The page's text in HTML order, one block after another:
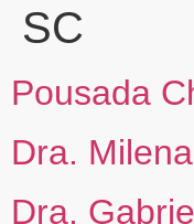
SC
Pousada
Dra.
Dra.